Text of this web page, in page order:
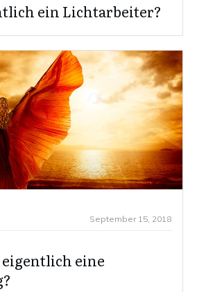
ein Lichtarbeiter?
September 15, 2018
eine